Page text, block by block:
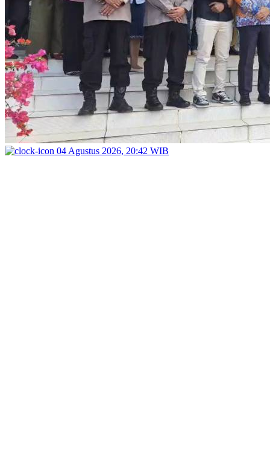
04 Agustus 2026, 20:42 WIB